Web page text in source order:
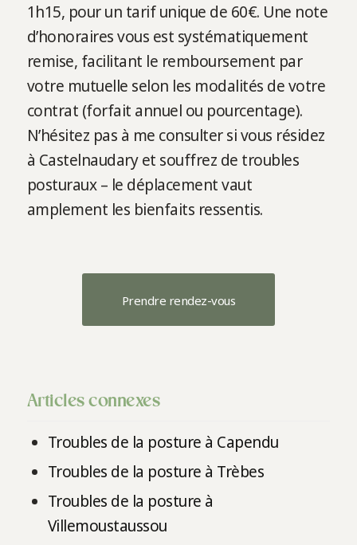
1h15, pour un tarif unique de 60€. Une note
d’honoraires vous est systématiquement
remise, facilitant le remboursement par
votre mutuelle selon les modalités de votre
contrat (forfait annuel ou pourcentage).
N’hésitez pas à me consulter si vous résidez
à Castelnaudary et souffrez de troubles
posturaux – le déplacement vaut
amplement les bienfaits ressentis.
Prendre rendez-vous
Articles connexes
Troubles de la posture à Capendu
Troubles de la posture à Trèbes
Troubles de la posture à
Villemoustaussou